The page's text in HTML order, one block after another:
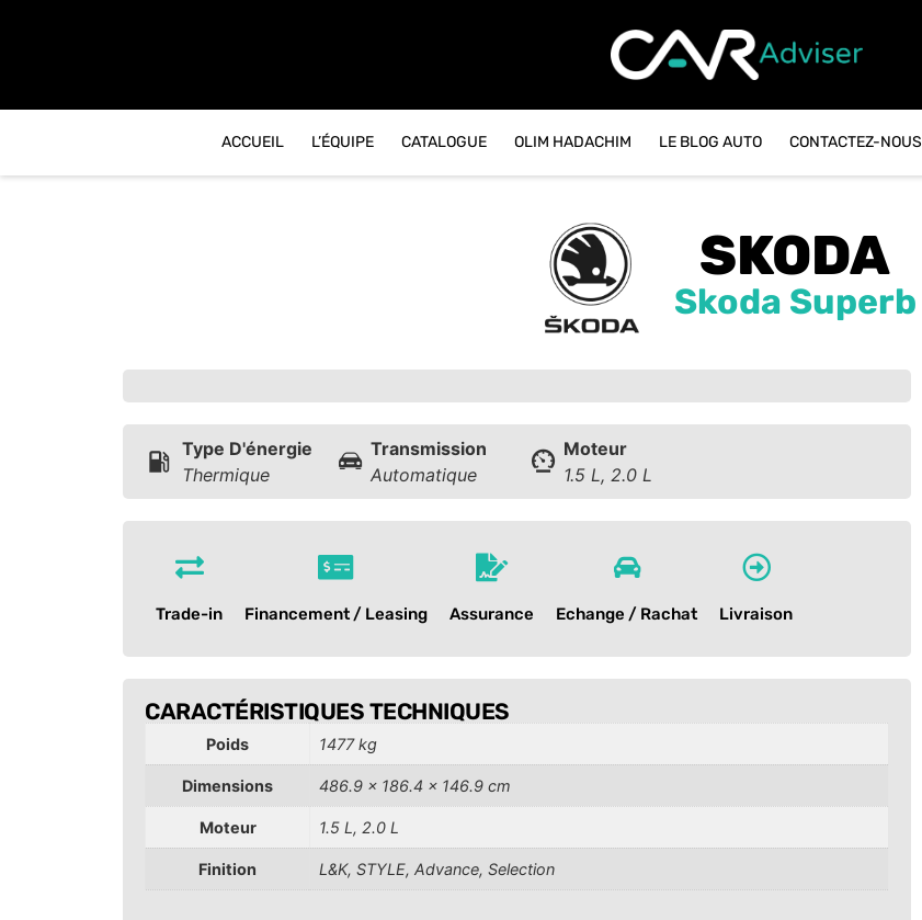
ACCUEIL L’ÉQUIPE CATALOGUE OLIM HADACHIM LE BLOG AUTO CONTACTEZ-NOUS
SKODA
Skoda Superb
Type D'énergie
Thermique
Transmission
Automatique
Moteur
1.5 L, 2.0 L
Trade-in Financement / Leasing Assurance Echange / Rachat Livraison
CARACTÉRISTIQUES TECHNIQUES
Poids 1477 kg
Dimensions 486.9 × 186.4 × 146.9 cm
Moteur 1.5 L, 2.0 L
Finition L&K, STYLE, Advance, Selection